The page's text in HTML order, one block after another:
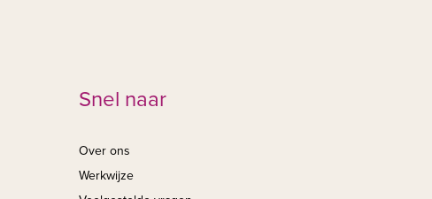
Snel naar
Over ons
Werkwijze